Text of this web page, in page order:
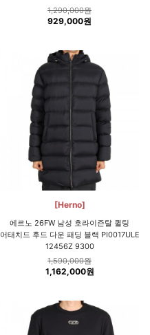
1,290,000원
929,000원
[Herno]
에르노 26FW 남성 호라이즌탈 퀼팅
어태치드 후드 다운 패딩 블랙 PI0017ULE
12456Z 9300
1,590,000원
1,162,000원